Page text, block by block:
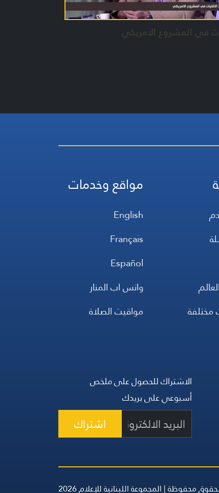
في المشروع الامريكي
مختلفة
مواقع وخدمات
English
Français
Español
واتس اب المنار
مواقيت الصلاة
الاشتراك للحصول على ملخص
أسبوعي على بريدك
اشتراك
محفوظة | المجموعة اللبنانية للإعلام 2026